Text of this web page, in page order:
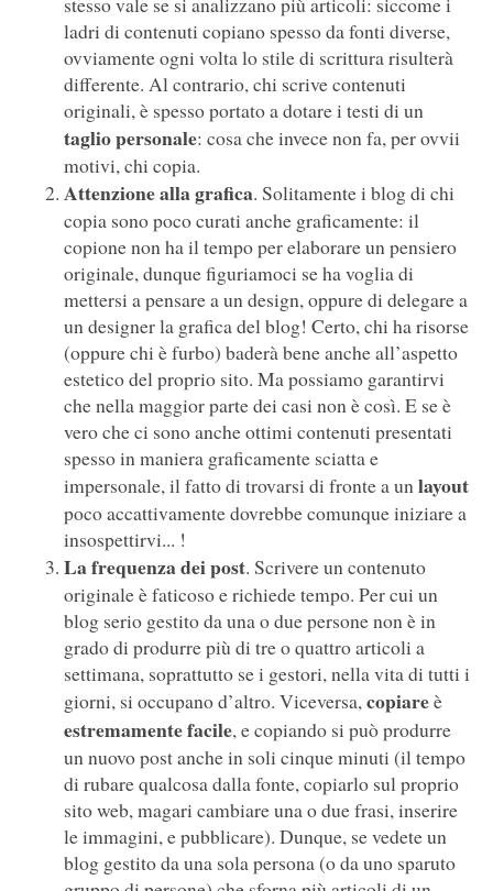
ladri di contenuti copiano spesso da fonti diverse,
ovviamente ogni volta lo stile di scrittura risulterà
differente. Al contrario, chi scrive contenuti
originali, è spesso portato a dotare i testi di un
taglio personale: cosa che invece non fa, per ovvii
motivi, chi copia.
Attenzione alla grafica. Solitamente i blog di chi
copia sono poco curati anche graficamente: il
copione non ha il tempo per elaborare un pensiero
originale, dunque figuriamoci se ha voglia di
mettersi a pensare a un design, oppure di delegare a
un designer la grafica del blog! Certo, chi ha risorse
(oppure chi è furbo) baderà bene anche all’aspetto
estetico del proprio sito. Ma possiamo garantirvi
che nella maggior parte dei casi non è così. E se è
vero che ci sono anche ottimi contenuti presentati
spesso in maniera graficamente sciatta e
impersonale, il fatto di trovarsi di fronte a unlayout
poco accattivamente dovrebbe comunque iniziare a
insospettirvi... !
La frequenza dei post. Scrivere un contenuto
originale è faticoso e richiede tempo. Per cui un
blog serio gestito da una o due persone non è in
grado di produrre più di tre o quattro articoli a
settimana, soprattutto se i gestori, nella vita di tutti i
giorni, si occupano d’altro. Viceversa,copiareè
estremamente facile, e copiando si può produrre
un nuovo post anche in soli cinque minuti (il tempo
di rubare qualcosa dalla fonte, copiarlo sul proprio
sito web, magari cambiare una o due frasi, inserire
le immagini, e pubblicare). Dunque, se vedete un
blog gestito da una sola persona (o da uno sparuto